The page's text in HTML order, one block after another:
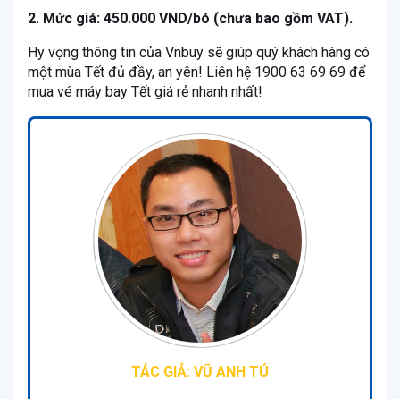
2. Mức giá: 450.000 VND/bó (chưa bao gồm VAT).
Hy vọng thông tin của Vnbuy sẽ giúp quý khách hàng có
một mùa Tết đủ đầy, an yên! Liên hệ 1900 63 69 69 để
mua vé máy bay Tết giá rẻ nhanh nhất!
TÁC GIẢ: VŨ ANH TÚ